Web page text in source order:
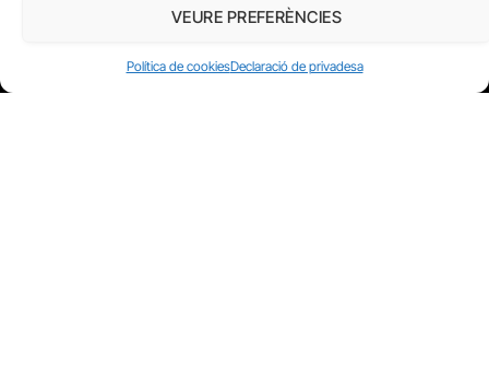
VEURE PREFERÈNCIES
Política de cookiesDeclaració de privadesa
AMB EL SUPORT DE